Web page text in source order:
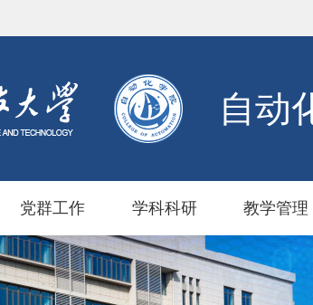
自动
党群工作 学科科研 教学管理